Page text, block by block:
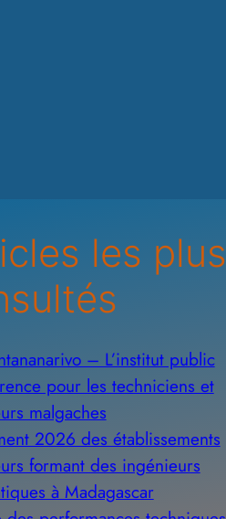
les plus
– L’institut public
pour les techniciens et
malgaches
2026 des établissements
formant des ingénieurs
à Madagascar